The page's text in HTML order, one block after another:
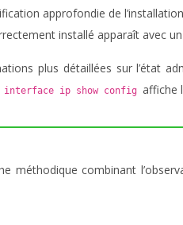
approfondie de
installé apparaît avec
plus détaillées sur l’état
interface ip show config affiche
méthodique combinant